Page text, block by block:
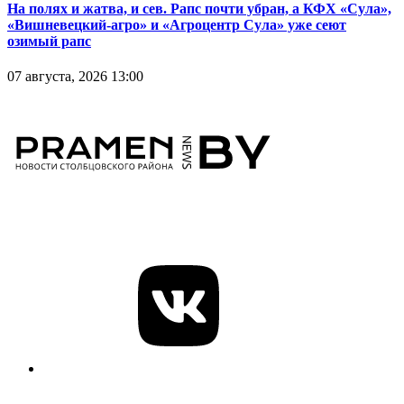
На полях и жатва, и сев. Рапс почти убран, а КФХ «Сула»,
«Вишневецкий-агро» и «Агроцентр Сула» уже сеют
озимый рапс
07 августа, 2026 13:00